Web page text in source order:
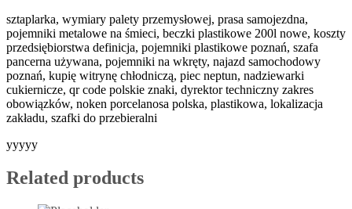
sztaplarka, wymiary palety przemysłowej, prasa samojezdna,
pojemniki metalowe na śmieci, beczki plastikowe 200l nowe, koszty
przedsiębiorstwa definicja, pojemniki plastikowe poznań, szafa
pancerna używana, pojemniki na wkręty, najazd samochodowy
poznań, kupię witrynę chłodniczą, piec neptun, nadziewarki
cukiernicze, qr code polskie znaki, dyrektor techniczny zakres
obowiązków, noken porcelanosa polska, plastikowa, lokalizacja
zakładu, szafki do przebieralni
yyyyy
Related products